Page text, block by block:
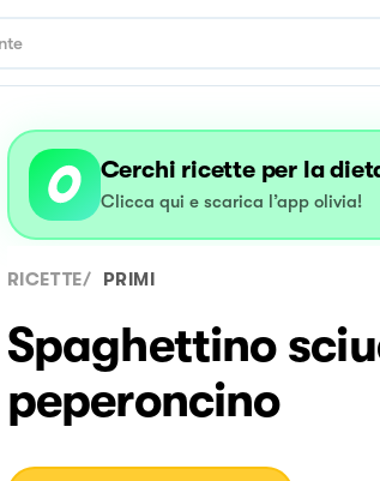
Cerchi ricette per la
Clicca qui e scarica l’app olivia!
RICETTE/ PRIMI
Spaghettino
peperoncino